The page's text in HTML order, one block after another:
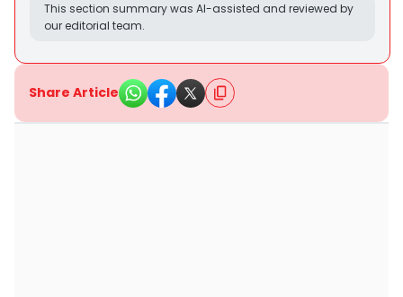
This section summary was AI-assisted and reviewed by
our editorial team.
Share Article